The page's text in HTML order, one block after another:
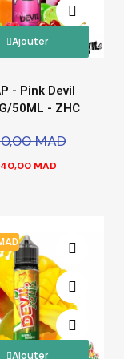
Ajouter
- Pink Devil
50ML - ZHC
MAD
MAD
Ajouter